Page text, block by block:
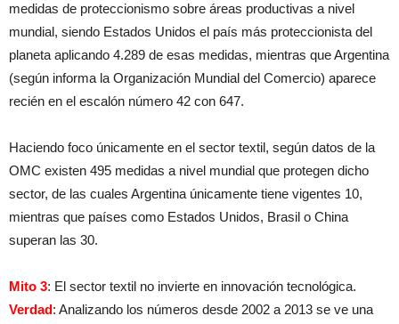
medidas de proteccionismo sobre áreas productivas a nivel
mundial, siendo Estados Unidos el país más proteccionista del
planeta aplicando 4.289 de esas medidas, mientras que Argentina
(según informa la Organización Mundial del Comercio) aparece
recién en el escalón número 42 con 647.
Haciendo foco únicamente en el sector textil, según datos de la
OMC existen 495 medidas a nivel mundial que protegen dicho
sector, de las cuales Argentina únicamente tiene vigentes 10,
mientras que países como Estados Unidos, Brasil o China
superan las 30.
Mito 3: El sector textil no invierte en innovación tecnológica.
Verdad: Analizando los números desde 2002 a 2013 se ve una